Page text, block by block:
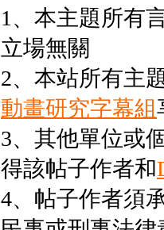
1、本主題所有
立場無關
2、本站所有主
動畫研究字幕組
3、其他單位或
得該帖子作者和
4、帖子作者須